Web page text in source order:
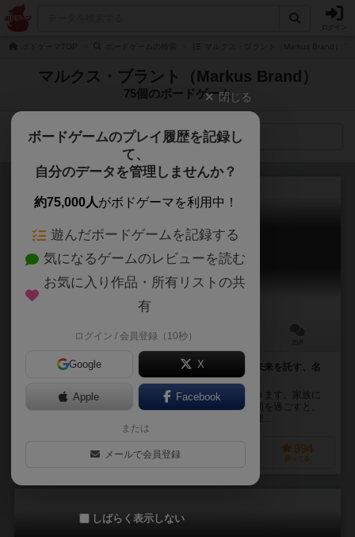
マルクス・ブラント（Markus Brand）
75個のボードゲーム
検索メニュー
村の人生
Village
60～90分
人生とは、げに儚きもの。村の発展に尽力し次世代へ未来を託す、名
このボードゲームでは、ある村の発展と世代交代を描きます。家族に
よって名声を得ていき、子孫を繁栄し、ある一定の時間を過ごすと、
家族の１人がお墓に埋葬されます。村の功労者として埋...
1397
経験あり
994
持ってる
閉じる
ボードゲームのプレイ履歴を記録し
て、
自分のデータを管理しませんか？
約75,000人がボドゲーマを利用中！
遊んだボードゲームを記録する
気になるゲームのレビューを読む
お気に入り作品・所有リストの共
有
ログイン / 会員登録（10秒）
Google X
Apple Facebook
または
メールで会員登録
しばらく表示しない